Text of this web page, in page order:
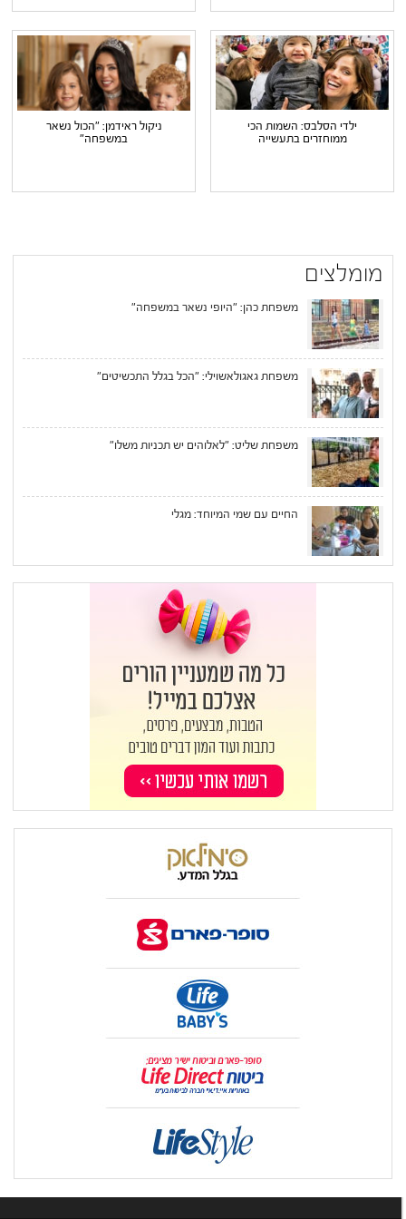
ילדי הסלבס: השמות הכי
ממוחזרים בתעשייה
ניקול ראידמן: "הכול נשאר
במשפחה"
מומלצים
משפחת כהן: "היופי נשאר במשפחה"
משפחת גאגולאשוילי: "הכל בגלל התכשיטים"
משפחת שליט: "לאלוהים יש תכניות משלו"
החיים עם שמי המיוחד: מגלי